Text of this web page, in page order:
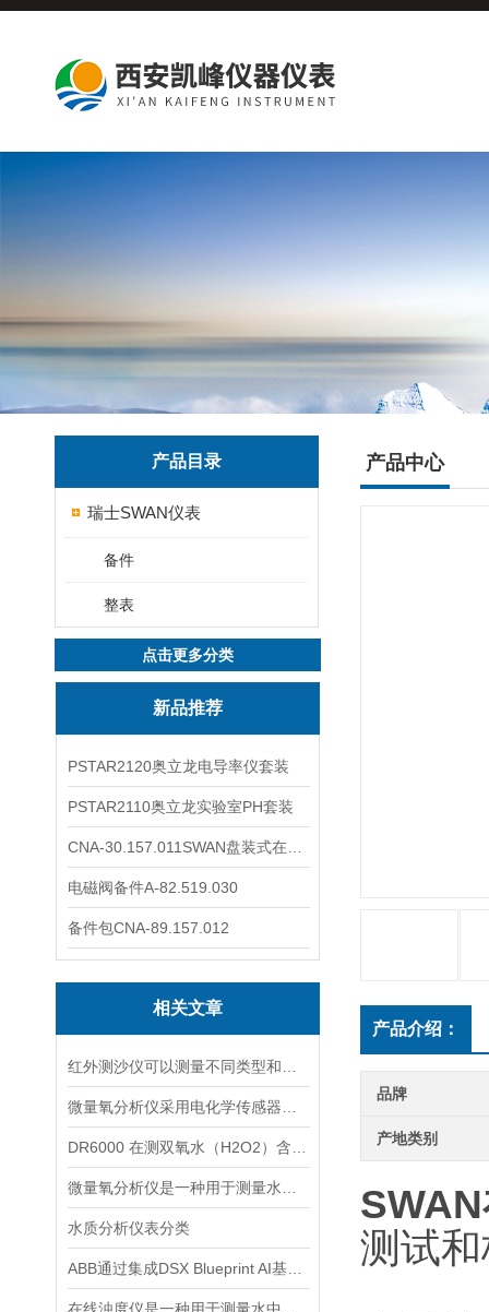
产品目录
瑞士SWAN仪表
备件
整表
点击更多分类
新品推荐
PSTAR2120奥立龙电导率仪套装
PSTAR2110奥立龙实验室PH套装
电磁阀备件A-82.519.030
备件包CNA-89.157.012
相关文章
水质分析仪表分类
产品中心
产品介绍：
品牌
产地类别
测试